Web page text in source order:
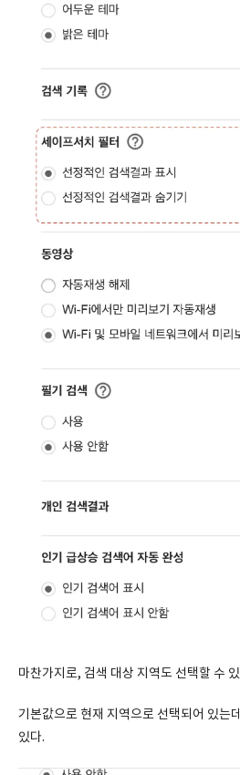
마찬가지로, 검색 대상 지역도 선택할 수
기본값으로 현재 지역으로 선택되어 있는
있다.